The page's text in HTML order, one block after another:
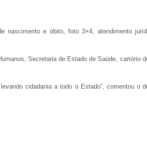
e óbito, foto 3×4, atendimento
Secretaria de Estado de Saúde, cartório
cidadania a todo o Estado”, comentou o